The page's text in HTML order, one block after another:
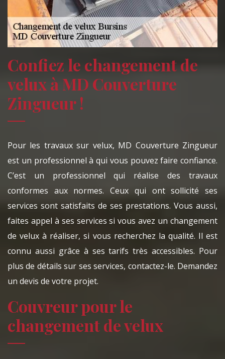
Confiez le changement de
velux à MD Couverture
Zingueur !
Pour les travaux sur velux, MD Couverture Zingueur
est un professionnel à qui vous pouvez faire confiance.
C’est un professionnel qui réalise des travaux
conformes aux normes. Ceux qui ont sollicité ses
services sont satisfaits de ses prestations. Vous aussi,
faites appel à ses services si vous avez un changement
de velux à réaliser, si vous recherchez la qualité. Il est
connu aussi grâce à ses tarifs très accessibles. Pour
plus de détails sur ses services, contactez-le. Demandez
un devis de votre projet.
Couvreur pour le
changement de velux